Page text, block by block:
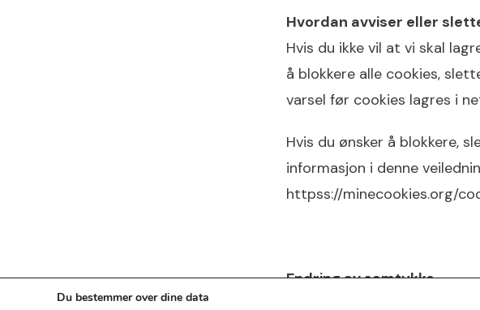
Hvordan avviser eller
Hvis du ikke vil at vi skal
å blokkere alle cookies,
varsel før cookies lagres i
Hvis du ønsker å blokkere,
informasjon i denne
httpss://minecookies.org/
Endring av samtykke
Du kan endre samtykket
Du bestemmer over dine data